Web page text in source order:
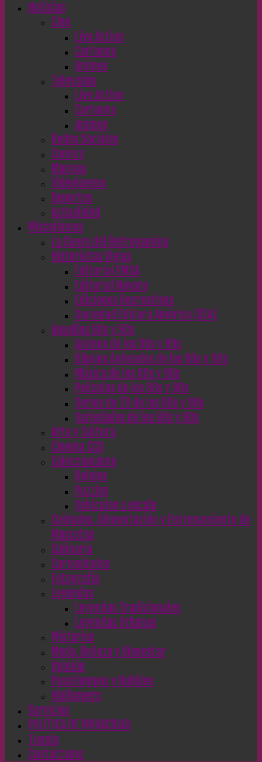
Noticias
Cine
Live Action
Cartoons
Animes
Televisión
Live Action
Cartoons
Animes
Redes Sociales
Comics
Mangas
Videojuegos
Deportes
Actualidad
Misceláneos
La Cueva del Retrogaming
Historietas Viejas
Editorial EMSA
Editorial Novaro
Ediciones Recreativas
Sociedad Editora América (SEA)
Aquellos 80s y 90s
Animes de los 80s y 90s
Dibujos Animados de los 80s y 90s
Música de los 80s y 90s
Películas de los 80s y 90s
Series de TV de los 80s y 90s
Variedades de los 80s y 90s
Arte y Cultura
Cinema CC0
Coleccionismo
Relojes
Puzzles
Vehículos a escala
Cuidados, Alimentación y Entrenamiento de
Mascotas
Culinaria
Curiosidades
Fotografía
Leyendas
Leyendas Tradicionales
Leyendas Urbanas
Misterios
Moda, Belleza y Bienestar
Opinión
Pasatiempos y Hobbies
Wallpapers
Servicios
POLÍTICA DE PRIVACIDAD
Tienda
Contáctame